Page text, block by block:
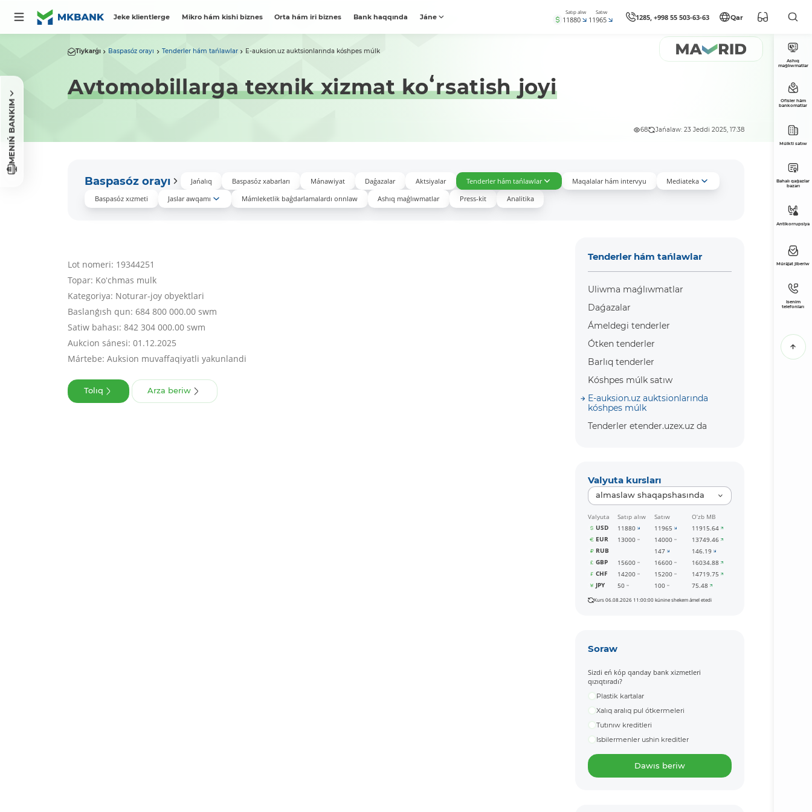
Jeke klientlerge Mikro hám kishi biznes Orta hám iri biznes Bank haqqında Jáne
Satıp alıw
11880
Satıw
11965 1285, +998 55 503-63-63 Qar
MENIŃ BANKIM
Tiykarǵı Baspasóz orayı Tenderler hám tańlawlar E-auksion.uz auktsionlarında kóshpes múlk
Avtomobillarga texnik xizmat koʻrsatish joyi
68 Jańalaw: 23 Jeddi 2025, 17:38
Baspasóz orayı Jańalıq Baspasóz xabarları Mánawiyat Daǵazalar Aktsiyalar Tenderler hám tańlawlar Maqalalar hám intervyu
Mediateka
Baspasóz xızmeti
Jaslar awqamı Mámleketlik baǵdarlamalardı orınlaw Ashıq maǵlıwmatlar Press-kit Analitika
Lot nomeri: 19344251
Topar: Koʻchmas mulk
Kategoriya: Noturar-joy obyektlari
Baslanǵısh qun: 684 800 000.00 swm
Satiw bahası: 842 304 000.00 swm
Aukcion sánesi: 01.12.2025
Mártebe: Auksion muvaffaqiyatli yakunlandi
Tolıq Arza beriw
Tenderler hám tańlawlar
Uliwma maǵlıwmatlar
Daǵazalar
Ámeldegi tenderler
Ótken tenderler
Barlıq tenderler
Kóshpes múlk satıw
E-auksion.uz auktsionlarında
kóshpes múlk
Tenderler etender.uzex.uz da
Valyuta kursları
almaslaw shaqapshasında
Valyuta Satıp alıw Satıw
O‘zb MB
USD
11880 11965
11915.64
EUR
13000 14000
13749.46
RUB
147
146.19
GBP
15600 16600
16034.88
CHF
14200 15200
14719.75
JPY
50 100 75.48
Kurs 06.08.2026 11:00:00 kúnine shekem ámel etedi
Soraw
Sizdi eń kóp qanday bank xizmetleri
qızıqtıradı?
Plastik kartalar
Xalıq aralıq pul ótkermeleri
Tutınıw kreditleri
Isbilermenler ushin kreditler
Dawıs beriw
Ashıq
maǵlıwmatlar
Ofisler hám
bankomatlar
Múlkti satıw
Bahalı qaǵazlar
bazarı
Antikorrupsiya
Múrájat jiberiw
Isenim
telefonları